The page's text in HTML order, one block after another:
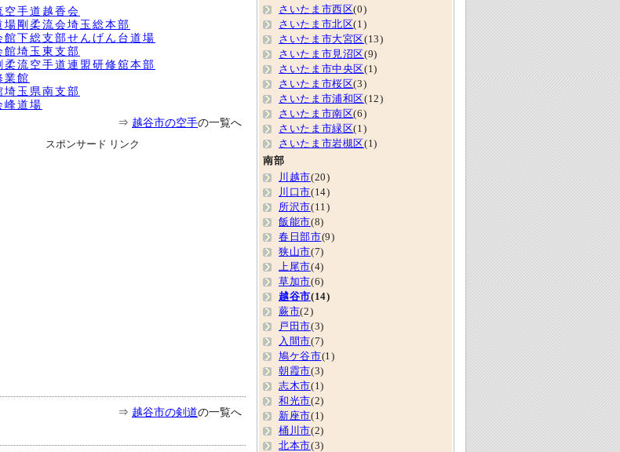
空手道越香会
場剛柔流会埼玉総本部
館下総支部せんげん台道場
館埼玉東支部
柔流空手道連盟研修舘本部
業館
埼玉県南支部
峰道場
⇒ 越谷市の空手の一覧へ
スポンサード リンク
⇒ 越谷市の剣道の一覧へ
さいたま市西区(0)
さいたま市北区(1)
さいたま市大宮区(13)
さいたま市見沼区(9)
さいたま市中央区(1)
さいたま市桜区(3)
さいたま市浦和区(12)
さいたま市南区(6)
さいたま市緑区(1)
さいたま市岩槻区(1)
南部
川越市(20)
川口市(14)
所沢市(11)
飯能市(8)
春日部市(9)
狭山市(7)
上尾市(4)
草加市(6)
越谷市(14)
蕨市(2)
戸田市(3)
入間市(7)
鳩ケ谷市(1)
朝霞市(3)
志木市(1)
和光市(2)
新座市(1)
桶川市(2)
北本市(3)